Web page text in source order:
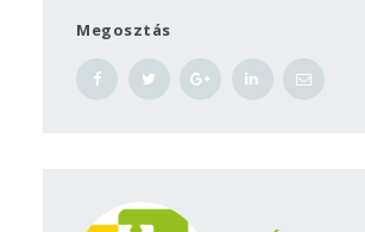
Megosztás